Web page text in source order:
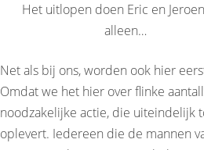
Het uitlopen doen Eric en
alleen…
Net als bij ons, worden ook hier
Omdat we het hier over flinke
noodzakelijke actie, die uiteindelijk
oplevert. Iedereen die de mannen